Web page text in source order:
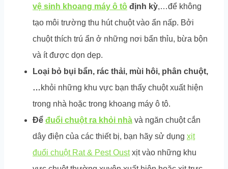
vệ sinh khoang máy ô tô định kỳ,…để không
tạo môi trường thu hút chuột vào ẩn nấp. Bởi
chuột thích trú ẩn ở những nơi bẩn thỉu, bừa bộn
và ít được dọn dẹp.
Loại bỏ bụi bẩn, rác thải, mùi hôi, phân chuột,
…khỏi những khu vực bạn thấy chuột xuất hiện
trong nhà hoặc trong khoang máy ô tô.
Để đuổi chuột ra khỏi nhà và ngăn chuột cắn
dây điện của các thiết bị, bạn hãy sử dụng xịt
đuổi chuột Rat & Pest Oustxịt vào những khu